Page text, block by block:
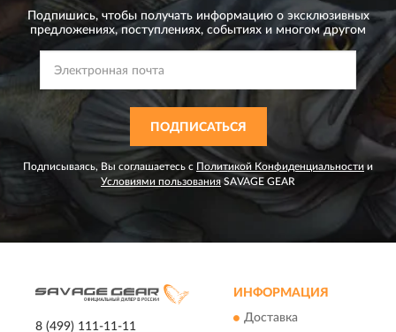
Подпишись, чтобы получать информацию о эксклюзивных
предложениях,поступлениях, событиях и многом другом
ПОДПИСАТЬСЯ
Подписываясь, Вы соглашаетесь с Политикой Конфиденциальности и
Условиями пользованияSAVAGE GEAR
8 (499) 111-11-11
ИНФОРМАЦИЯ
Доставка